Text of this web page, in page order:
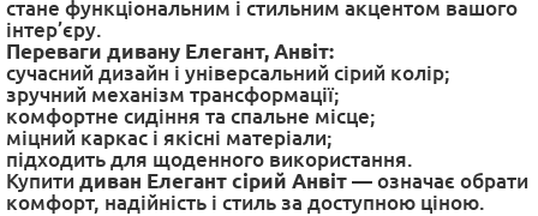
стане функціональним і стильним акцентом вашого
інтер’єру.
Переваги дивану Елегант, Анвіт:
сучасний дизайн і універсальний сірий колір;
зручний механізм трансформації;
комфортне сидіння та спальне місце;
міцний каркас і якісні матеріали;
підходить для щоденного використання.
Купити диван Елегант сірий Анвіт — означає обрати
комфорт, надійність і стиль за доступною ціною.